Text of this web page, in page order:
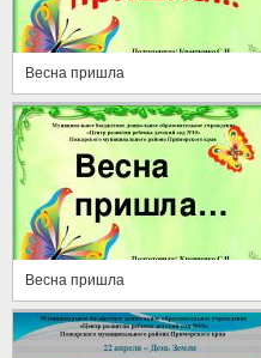
Весна пришла
Весна пришла